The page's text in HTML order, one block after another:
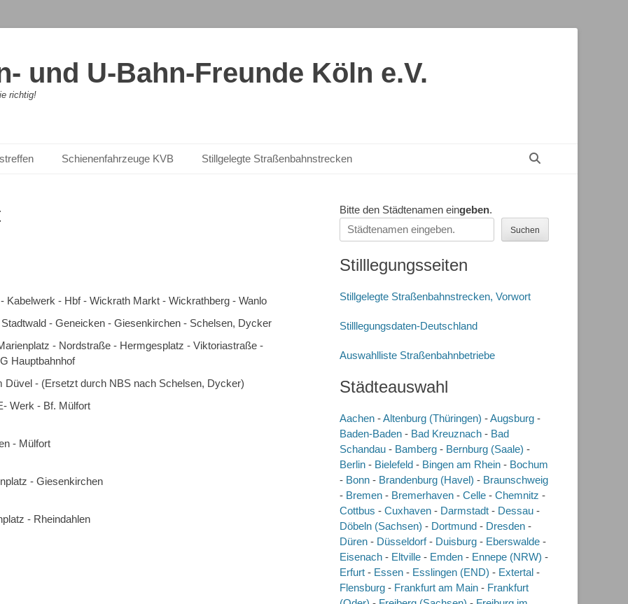
und U-Bahn-Freunde Köln e.V.
richtig!
Schienenfahrzeuge KVB Stillgelegte Straßenbahnstrecken
Kabelwerk - Hbf - Wickrath Markt - Wickrathberg - Wanlo
Stadtwald - Geneicken - Giesenkirchen - Schelsen, Dycker
- Nordstraße - Hermgesplatz - Viktoriastraße -
Hauptbahnhof
Düvel - (Ersetzt durch NBS nach Schelsen, Dycker)
Werk - Bf. Mülfort
- Mülfort
- Giesenkirchen
- Rheindahlen
Bitte den Städtenamen eingeben.
Suchen
Stilllegungsseiten
Stillgelegte Straßenbahnstrecken, Vorwort
Stilllegungsdaten-Deutschland
Auswahlliste Straßenbahnbetriebe
Städteauswahl
Aachen -Altenburg (Thüringen) -Augsburg -
Baden-Baden - Bad Kreuznach - Bad
Schandau - Bamberg - Bernburg (Saale) -
Berlin - Bielefeld - Bingen am Rhein - Bochum
- Bonn - Brandenburg (Havel) - Braunschweig
- Bremen - Bremerhaven - Celle - Chemnitz -
Cottbus - Cuxhaven - Darmstadt - Dessau -
Döbeln (Sachsen) - Dortmund - Dresden -
Düren - Düsseldorf- Duisburg - Eberswalde -
Eisenach - Eltville - Emden - Ennepe (NRW) -
Erfurt - Essen - Esslingen (END) - Extertal -
Flensburg - Frankfurt am Main - Frankfurt